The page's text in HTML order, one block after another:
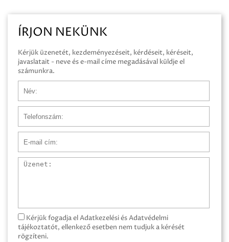
ÍRJON NEKÜNK
Kérjük üzenetét, kezdeményezéseit, kérdéseit, kéréseit,
javaslatait - neve és e-mail címe megadásával küldje el
számunkra.
Üzenet
Kérjük fogadja el Adatkezelési és Adatvédelmi
tájékoztatót, ellenkező esetben nem tudjuk a kérését
rögzíteni.